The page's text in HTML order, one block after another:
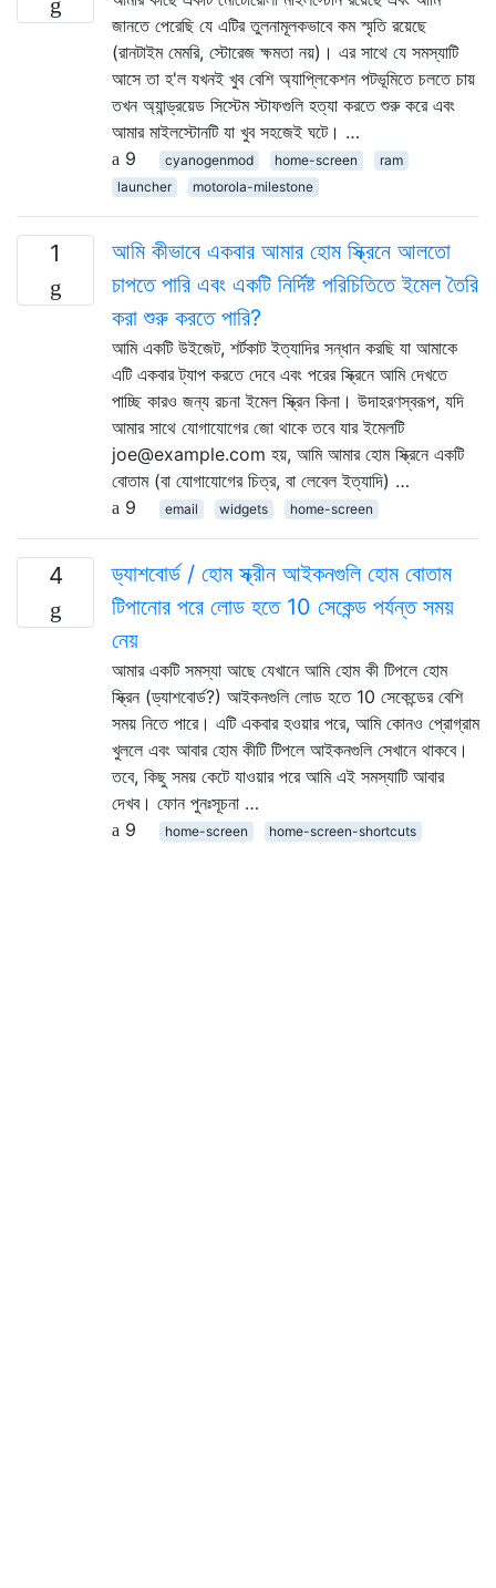
জানতে পেরেছি যে এটির তুলনামূলকভাবে কম স্মৃতি রয়েছে
(রানটাইম মেমরি, স্টোরেজ ক্ষমতা নয়)। এর সাথে যে সমস্যাটি
আসে তা হ'ল যখনই খুব বেশি অ্যাপ্লিকেশন পটভূমিতে চলতে চায়
তখন অ্যান্ড্রয়েড সিস্টেম স্টাফগুলি হত্যা করতে শুরু করে এবং
আমার মাইলস্টোনটি যা খুব সহজেই ঘটে। …
9
cyanogenmod home-screen
ram
launcher
motorola-milestone
1
আমি কীভাবে একবার আমার হোম স্ক্রিনে আলতো
চাপতে পারি এবং একটি নির্দিষ্ট পরিচিতিতে ইমেল তৈরি
করা শুরু করতে পারি?
আমি একটি উইজেট, শর্টকাট ইত্যাদির সন্ধান করছি যা আমাকে
এটি একবার ট্যাপ করতে দেবে এবং পরের স্ক্রিনে আমি দেখতে
পাচ্ছি কারও জন্য রচনা ইমেল স্ক্রিন কিনা। উদাহরণস্বরূপ, যদি
আমার সাথে যোগাযোগের জো থাকে তবে যার ইমেলটি
joe@example.com হয়, আমি আমার হোম স্ক্রিনে একটি
বোতাম (বা যোগাযোগের চিত্র, বা লেবেল ইত্যাদি) …
9
email widgets home-screen
4
ড্যাশবোর্ড / হোম স্ক্রীন আইকনগুলি হোম বোতাম
টিপানোর পরে লোড হতে 10 সেকেন্ড পর্যন্ত সময়
নেয়
আমার একটি সমস্যা আছে যেখানে আমি হোম কী টিপলে হোম
স্ক্রিন (ড্যাশবোর্ড?) আইকনগুলি লোড হতে 10 সেকেন্ডের বেশি
সময় নিতে পারে। এটি একবার হওয়ার পরে, আমি কোনও প্রোগ্রাম
খুললে এবং আবার হোম কীটি টিপলে আইকনগুলি সেখানে থাকবে।
তবে, কিছু সময় কেটে যাওয়ার পরে আমি এই সমস্যাটি আবার
দেখব। ফোন পুনঃসূচনা …
9
home-screen home-screen-shortcuts